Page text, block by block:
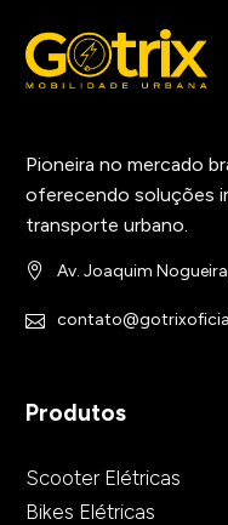
Pioneira no mercado
oferecendo soluções
transporte urbano.
Av. Joaquim
Produtos
Scooter Elétricas
Bikes Elétricas